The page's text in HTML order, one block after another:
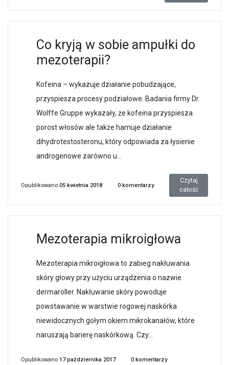
Co kryją w sobie ampułki do
mezoterapii?
Kofeina – wykazuje działanie pobudzające,
przyspiesza procesy podziałowe. Badania firmy Dr.
Wolffe Gruppe wykazały, że kofeina przyspiesza
porost włosów ale także hamuje działanie
dihydrotestosteronu, który odpowiada za łysienie
androgenowe zarówno u...
Opublikowano 05 kwietnia 2018 0 komentarzy
Czytaj
całość
Mezoterapia mikroigłowa
Mezoterapia mikroigłowa to zabieg nakłuwania
skóry głowy przy użyciu urządzenia o nazwie
dermaroller. Nakłuwanie skóry powoduje
powstawanie w warstwie rogowej naskórka
niewidocznych gołym okiem mikrokanałów, które
naruszają barierę naskórkową. Czy...
Opublikowano 17 października 2017 0 komentarzy